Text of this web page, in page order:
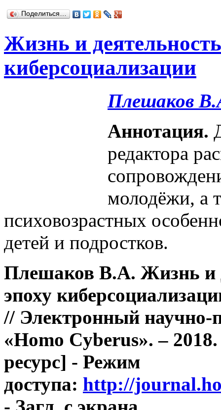
Поделиться…
Жизнь и
киберсоциализации
Плешаков
Аннотация.
редактора
молодёжи, а
психовозрастных
детей и подростков.
Плешаков В.А. Жизнь и
эпоху
// Электронный научно-
«Homo Cyberus». –
ресурс] - Режим
доступа: http://